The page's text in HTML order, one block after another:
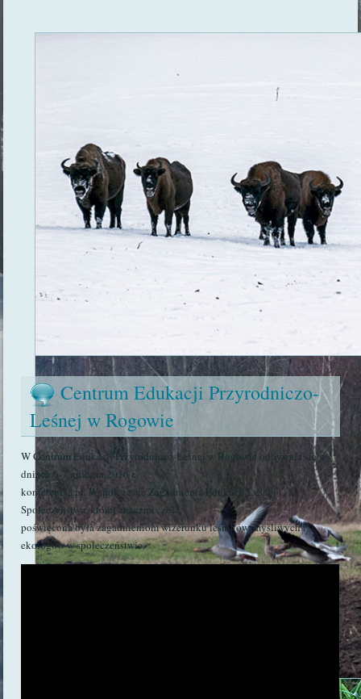
Centrum Edukacji Przyrodniczo-
Leśnej w Rogowie
W Centrum Edukacji Przyrodniczo-Leśnej w Rogowie odbywała się w
dniach 6-7 grudnia 2016 r.
konferencja pt. Współczesne Zagadnienia Edukacji Leśnej
Społeczeństwa, której znaczna część
poświęcona była zagadnieniom wizerunku leśników, myśliwych i
ekologów w społeczeństwie.